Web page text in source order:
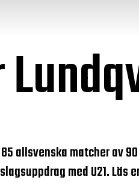
allsvenska matcher av
med U21. Läs